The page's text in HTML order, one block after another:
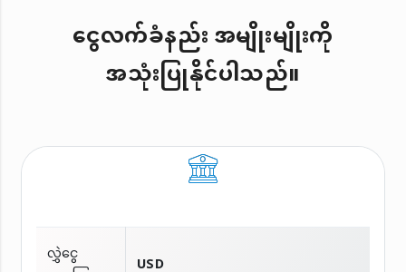
ငွေလက်ခံနည်း အမျိုးမျိုးကို
အသုံးပြုနိုင်ပါသည်။
လွှဲငွေ
USD